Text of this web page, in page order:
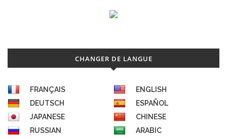
CHANGER DE LANGUE
FRANÇAIS
ENGLISH
DEUTSCH
ESPAÑOL
JAPANESE
CHINESE
RUSSIAN
ARABIC